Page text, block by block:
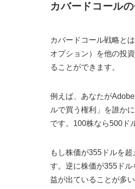
カバードコール
カバードコール戦略と
オプション）を他の投
ることができます。
例えば、あなたが
ルで買う権利」を誰か
です。100株なら500ド
もし株価が355ドルを
す。逆に株価が355ド
益が出ていることが多い